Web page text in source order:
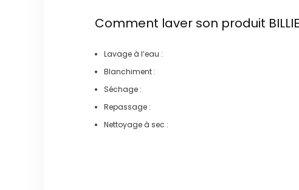
Comment laver son produit
Lavage à l’eau :
Blanchiment :
Séchage :
Repassage :
Nettoyage à sec :